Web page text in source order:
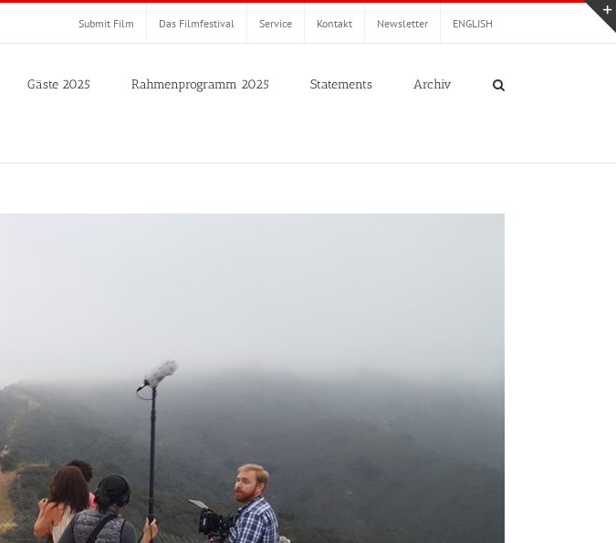
Submit Film Das Filmfestival Service Kontakt Newsletter ENGLISH
Gäste 2025 Rahmenprogramm 2025 Statements Archiv